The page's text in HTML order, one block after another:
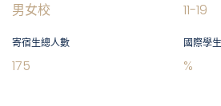
男女校 11-19
寄宿生總人數
175
國際學
%